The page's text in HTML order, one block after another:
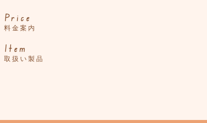
Price
料金案内
Item
取扱い製品